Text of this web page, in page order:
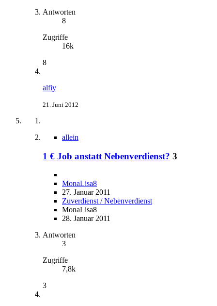
Antworten
8
Zugriffe
16k
8
alfiy
21. Juni 2012
allein
1 € Job anstatt Nebenverdienst? 3
MonaLisa8
27. Januar 2011
Zuverdienst / Nebenverdienst
MonaLisa8
28. Januar 2011
Antworten
3
Zugriffe
7,8k
3